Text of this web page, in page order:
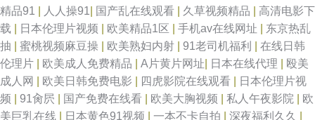
精品91
人人操91 国产乱在线观看 久草视频精品
高清电影下
载
日本伦理片视频 欧美精品1区 手机av在线网址
东京热乱
抽
蜜桃视频麻豆操 欧美熟妇内射 91老司机福利
在线日韩
伦理片
欧美成人免费精品 A片黄片网址 日本在线代理
殴美
成人网
欧美日韩免费电影 四虎影院在线观看
日本伦理片视
频
91肏屄 国产免费在线看 欧美大胸视频 私人午夜影院
欧
美巨乳在线
日本黄色91视频 一本不卡自拍 深夜福利久久